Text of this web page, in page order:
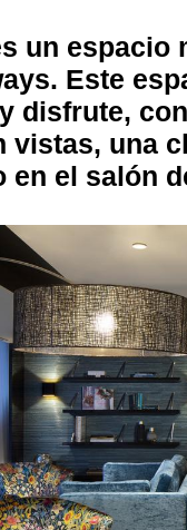
un espacio
Este
disfrute,
vistas, una
en el salón